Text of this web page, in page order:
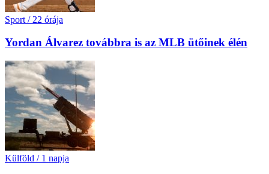
Sport / 22 órája
Yordan Álvarez továbbra is az MLB ütőinek élén
Külföld / 1 napja